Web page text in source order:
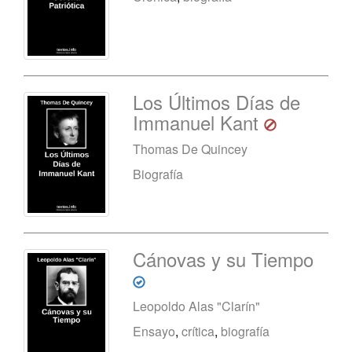
Los Últimos Días de
Immanuel Kant
Thomas De Quincey
Biografía
Cánovas y su Tiempo
Leopoldo Alas "Clarín"
Ensayo,crítica, biografía